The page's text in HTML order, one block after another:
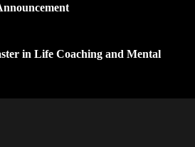
in Life Coaching and Mental